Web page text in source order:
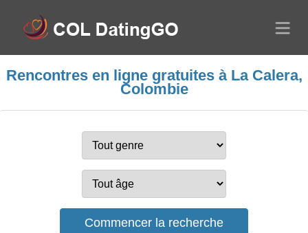
Rencontres en ligne gratuites à La Calera,
Colombie